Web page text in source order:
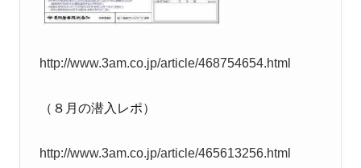
http://www.3am.co.jp/article/468754654.html
（８月の潜入レポ）
http://www.3am.co.jp/article/465613256.html